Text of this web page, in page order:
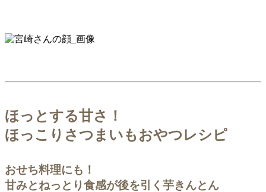
ほっとする甘さ！
ほっこりさつまいもおやつレシピ
おせち料理にも！
甘みとねっとり食感が後を引く芋きんとん